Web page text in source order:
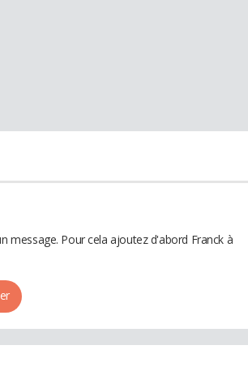
message. Pour cela ajoutez d'abord Franck à